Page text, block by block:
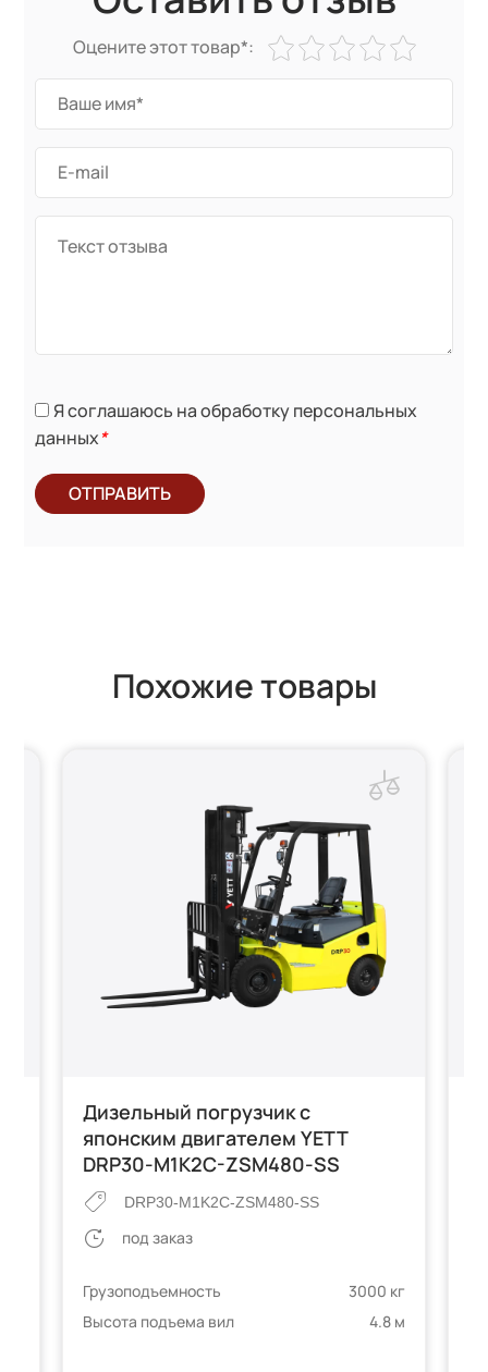
Оцените этот товар*:
Я соглашаюсь на обработку персональных
данных*
ОТПРАВИТЬ
Похожие товары
Дизельный погрузчик с
японским двигателем YETT
DRP30-M1K2C-ZSM480-SS
DRP30-M1K2C-ZSM480-SS
под заказ
Грузоподъемность
3000 кг
Высота подъема вил
4.8 м